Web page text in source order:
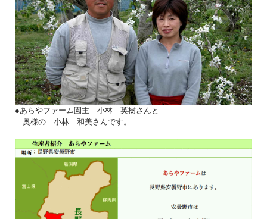
●あらやファーム園主 小林 英樹さんと
奥様の 小林 和美さんです。